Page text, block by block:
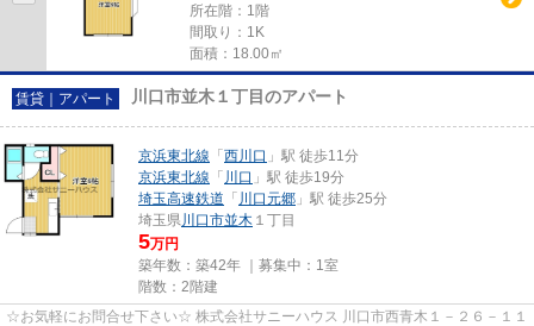
所在階：1階
間取り：1K
面積：18.00㎡
賃貸｜アパート 川口市並木１丁目のアパート
京浜東北線 「 西川口 」駅 徒歩11分
京浜東北線 「 川口 」駅 徒歩19分
埼玉高速鉄道 「 川口元郷 」駅 徒歩25分
埼玉県川口市並木 １丁目
5万円
築年数：築42年 ｜募集中： 1室
階数：2階建
☆お気軽にお問合せ下さい☆ 株式会社サニーハウス 川口市西青木１－２６－１１